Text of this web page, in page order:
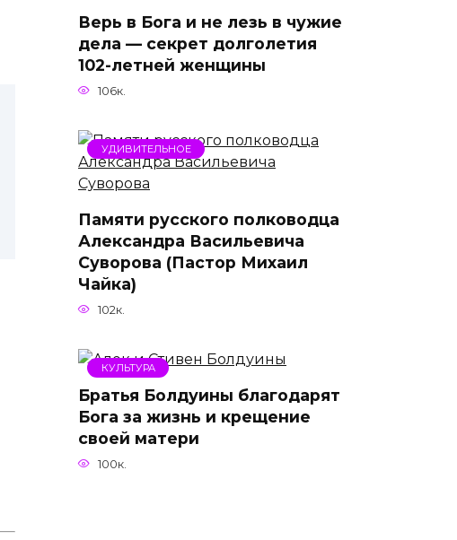
Верь в Бога и не лезь в чужие
дела — секрет долголетия
102-летней женщины
106к.
УДИВИТЕЛЬНОЕ
Памяти русского полководца
Александра Васильевича
Суворова (Пастор Михаил
Чайка)
102к.
КУЛЬТУРА
Братья Болдуины благодарят
Бога за жизнь и крещение
своей матери
100к.